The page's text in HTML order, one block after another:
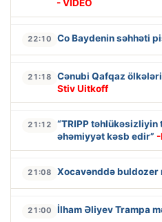
- VİDEO
22:10 Co Baydenin səhhəti
21:18 Cənubi Qafqaz
Stiv Uitkoff
21:12
“TRIPP təhlükəsizliyin
əhəmiyyət kəsb edir”
21:08 Xocavənddə buldozer
21:00 İlham Əliyev Trampa